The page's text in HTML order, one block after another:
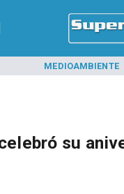
MEDIOAMBIENTE
su